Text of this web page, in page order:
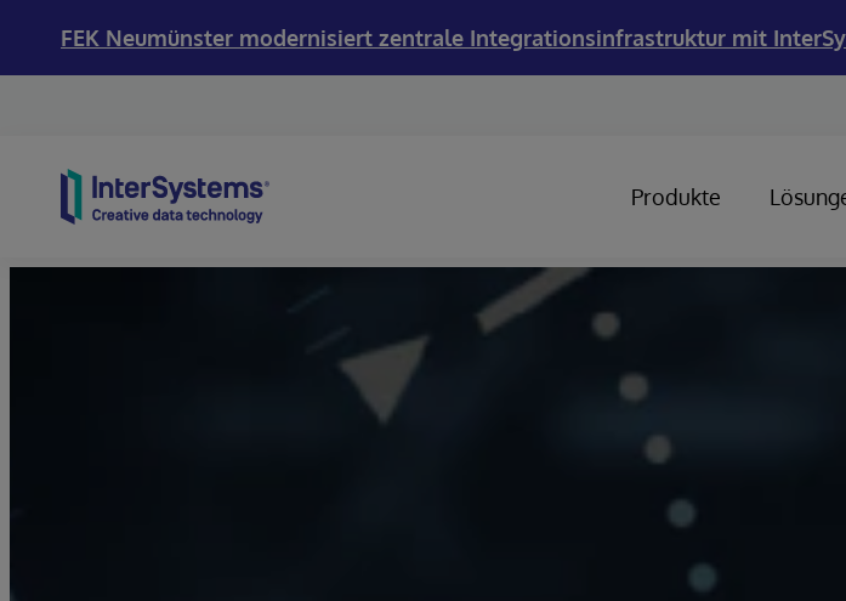
FEK Neumünster modernisiert zentrale Integrationsinfrastruktur mit
Produkte